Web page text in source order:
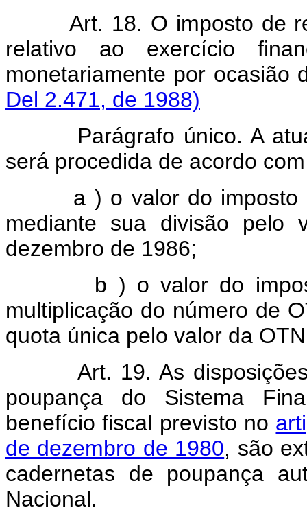
Art. 18. O imposto de
relativo ao exercício
monetariamente por
Del 2.471, de 1988)
Parágrafo único. A
será procedida de acordo
a ) o valor do imposto
mediante sua divisão
dezembro de 1986;
b ) o valor do imposto
multiplicação do número de
quota única pelo valor da
Art. 19. As
poupança do Sistema
benefício fiscal previsto no
de dezembro de 1980, são
cadernetas de poupança
Nacional.